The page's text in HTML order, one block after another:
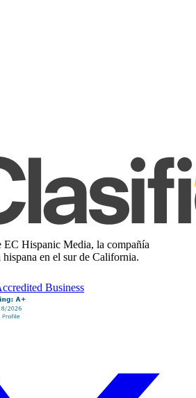
EC Hispanic Media, la compañía
en el sur de California.
Business